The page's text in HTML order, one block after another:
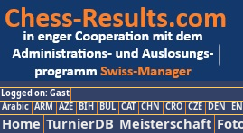
Logged on: Gast
Arabic ARM AZE BIH BUL CAT CHN CRO CZE DEN
Home TurnierDB Meisterschaft